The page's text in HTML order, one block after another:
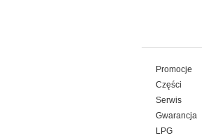
Promocje
Części
Serwis
Gwarancja
LPG